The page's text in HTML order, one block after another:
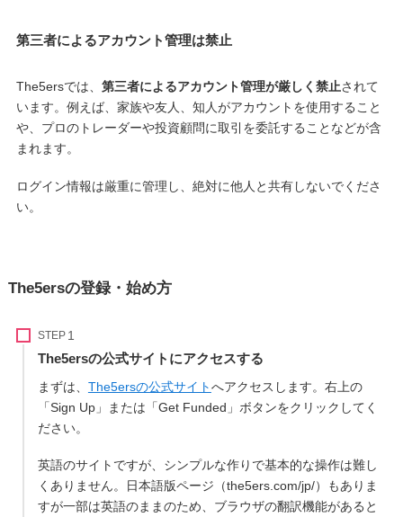
第三者によるアカウント管理は禁止
The5ersでは、 第三者によるアカウント管理が厳しく禁止されて
います。例えば、家族や友人、知人がアカウントを使用すること
や、プロのトレーダーや投資顧問に取引を委託することなどが含
まれます。
ログイン情報は厳重に管理し、絶対に他人と共有しないでくださ
い。
The5ersの登録・始め方
STEP
The5ersの公式サイトにアクセスする
まずは、 The5ersの公式サイトへアクセスします。右上の
「Sign Up」または「Get Funded」ボタンをクリックしてく
ださい。
英語のサイトですが、シンプルな作りで基本的な操作は難し
くありません。日本語版ページ（the5ers.com/jp/）もありま
すが一部は英語のままのため、ブラウザの翻訳機能があると